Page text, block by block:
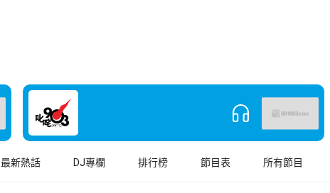
最新熱話 DJ專欄 排行榜 節目表 所有節目